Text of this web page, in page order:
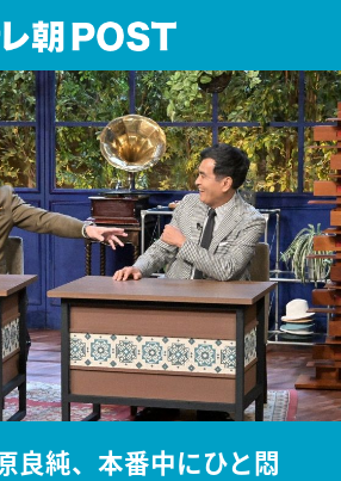
良純、本番中にひと悶